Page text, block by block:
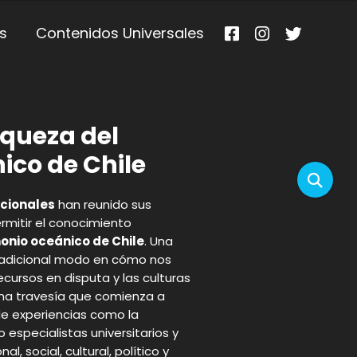
Contenidos Universales
del
de Chile
han reunido sus
el conocimiento
oceánico de Chile. Una
modo en cómo nos
en disputa y las culturas
travesía que comienza a
experiencias como la
especialistas universitarios y
social, cultural, político y